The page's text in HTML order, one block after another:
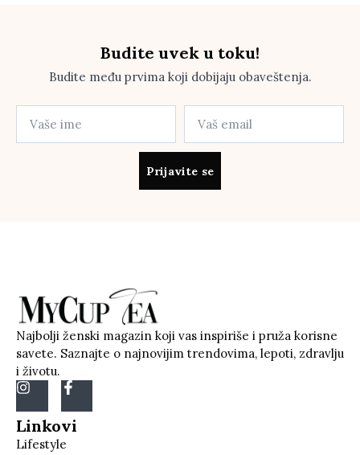
Budite uvek u toku!
Budite među prvima koji dobijaju obaveštenja.
Prijavite se
Najbolji ženski magazin koji vas inspiriše i pruža korisne
savete. Saznajte o najnovijim trendovima, lepoti, zdravlju
i životu.
Linkovi
Lifestyle